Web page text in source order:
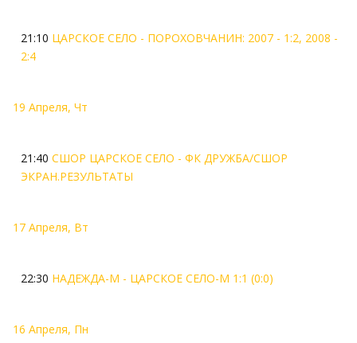
21:10 ЦАРСКОЕ СЕЛО - ПОРОХОВЧАНИН: 2007 - 1:2, 2008 -
2:4
19 Апреля, Чт
21:40 СШОР ЦАРСКОЕ СЕЛО - ФК ДРУЖБА/СШОР
ЭКРАН.РЕЗУЛЬТАТЫ
17 Апреля, Вт
22:30 НАДЕЖДА-М - ЦАРСКОЕ СЕЛО-М 1:1 (0:0)
16 Апреля, Пн